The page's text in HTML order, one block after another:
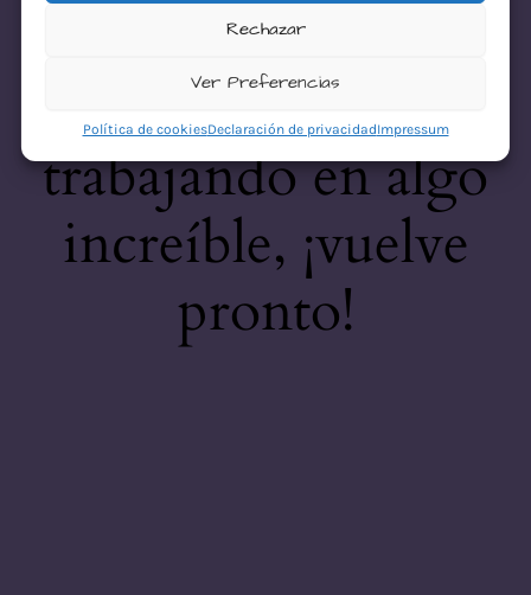
Rechazar
Ver Preferencias
Política de cookiesDeclaración de privacidadImpressum
¡Disculpa este
desastre! Estamos
trabajando en algo
increíble, ¡vuelve
pronto!